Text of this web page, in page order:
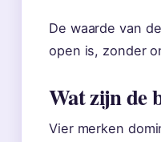
De waarde van
open is, zonder
Wat zijn de
Vier merken